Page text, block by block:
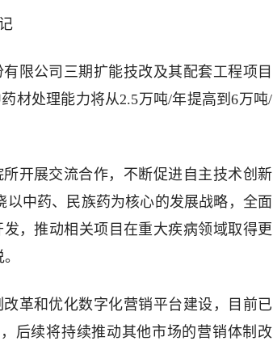
限公司三期扩能技改及其配套工程项目
材处理能力将从2.5万吨/年提高到6万吨/
开展交流合作，不断促进自主技术创新
中药、民族药为核心的发展战略，全面
，推动相关项目在重大疾病领域取得更
革和优化数字化营销平台建设，目前已
后续将持续推动其他市场的营销体制改